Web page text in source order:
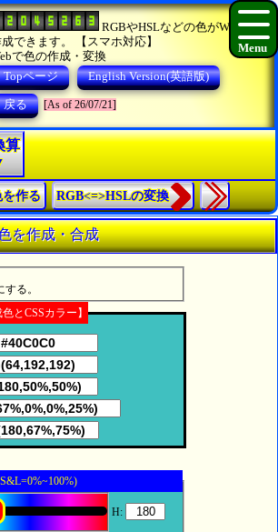
RGBやHSLなどの色がWEBで
できます。 【スマホ対応】
で色の作成・変換
Topページ
English Version(英語版)
戻る [As of 26/07/21]
算
作る RGB<=>HSLの変換
を作成・合成
る。
色とCSSカラー】
H: